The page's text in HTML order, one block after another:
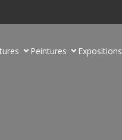
Peintures Expositions